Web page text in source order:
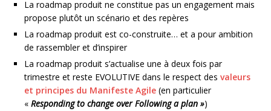
La roadmap produit ne constitue pas un engagement mais
propose plutôt un scénario et des repères
La roadmap produit est co-construite… et a pour ambition
de rassembler et d’inspirer
La roadmap produit s’actualise une à deux fois par
trimestre et reste EVOLUTIVE dans le respect des valeurs
et principes du Manifeste Agile (en particulier
« Responding to change over Following a plan »)